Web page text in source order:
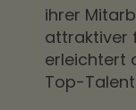
ihrer
attraktiver
erleichtert
Top-